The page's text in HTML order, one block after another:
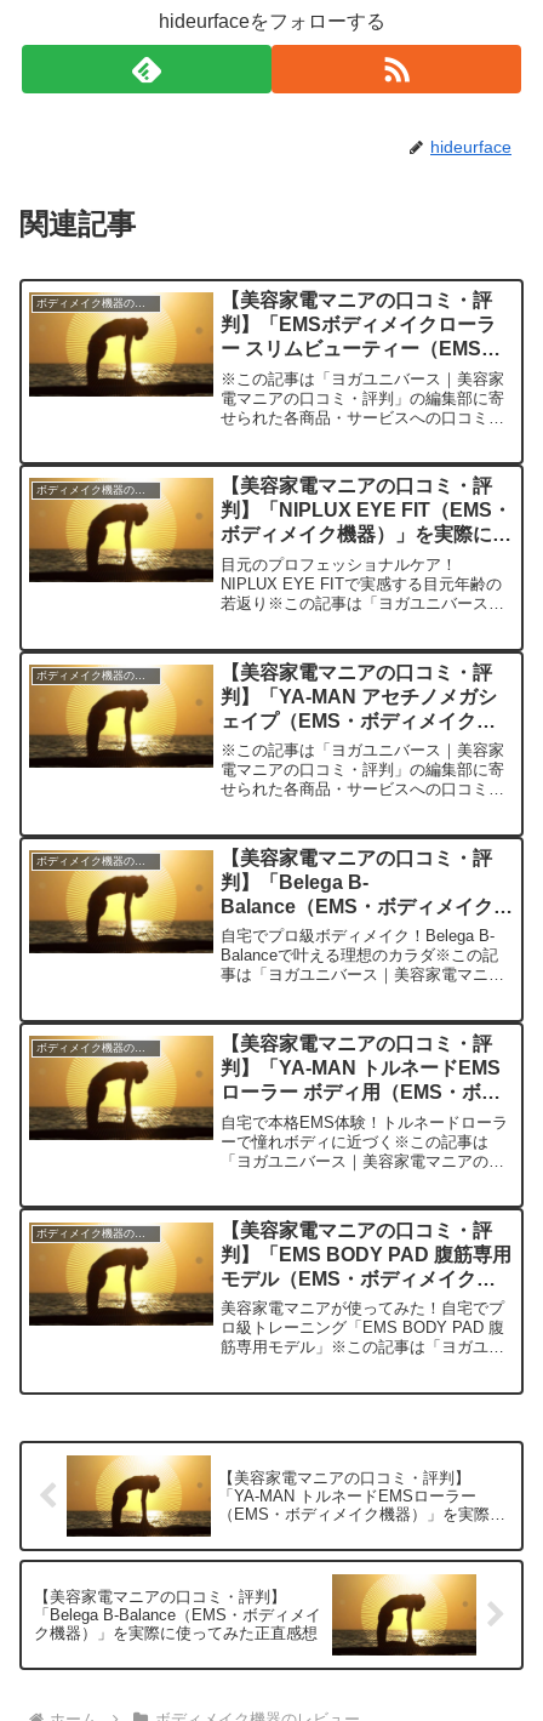
hideurfaceをフォローする
hideurface
関連記事
ボディメイク機器のレビュー
【美容家電マニアの口コミ・評
判】「EMSボディメイクローラ
ー スリムビューティー（EMS・
ボディメイク機器）」を実際に使
ってみた正直感想
※この記事は「ヨガユニバース｜美容家
電マニアの口コミ・評判」の編集部に寄
せられた各商品・サービスへの口コミ憧
日、編集部が紹介したいのが「EMSボデ
ィメイクローラー ス...
【美容家電マニアの口コミ・評
判】「NIPLUX EYE FIT（EMS・
ボディメイク機器）」を実際に使
ってみた正直感想
目元のプロフェッショナルケア！
NIPLUX EYE FITで実感する目元年齢の
若返り※この記事は「ヨガユニバース｜
コミ今日、編集部が紹介したいのが
「NIPLUX EYE...
【美容家電マニアの口コミ・評
判】「YA-MAN アセチノメガシ
ェイプ（EMS・ボディメイク機
器）」を実際に使ってみた正直感
想
※この記事は「ヨガユニバース｜美容家
電マニアの口コミ・評判」の編集部に寄
せられた各商品・サービスへの口コミで
革命今日、編集部が紹介したいのが
「YA-MAN アセチ...
ボディメイク機器のレビュー
【美容家電マニアの口コミ・評
判】「Belega B-
Balance（EMS・ボディメイク機
器）」を実際に使ってみた正直感
想
自宅でプロ級ボディメイク！Belega B-
Balanceで叶える理想のカラダ※この記
事は「ヨガユニバース｜美容家電マニア
家電マニアである私が、最近手に入れて
大活躍して...
【美容家電マニアの口コミ・評
判】「YA-MAN トルネードEMS
ローラー ボディ用（EMS・ボデ
ィメイク機器）」を実際に使って
みた正直感想
自宅で本格EMS体験！トルネードローラ
ーで憧れボディに近づく※この記事は
「ヨガユニバース｜美容家電マニアの口
紹介したいのが「YA-MAN トルネード
EMSローラー ボデ...
【美容家電マニアの口コミ・評
判】「EMS BODY PAD 腹筋専用
モデル（EMS・ボディメイク機
器）」を実際に使ってみた正直感
想
美容家電マニアが使ってみた！自宅でプ
ロ級トレーニング「EMS BODY PAD 腹
筋専用モデル」※この記事は「ヨガユニ
【美容家電マニアの口コミ・評判】
「YA-MAN トルネードEMSローラー
（EMS・ボディメイク機器）」を実際に
【美容家電マニアの口コミ・評判】
「Belega B-Balance（EMS・ボディメイ
ク機器）」を実際に使ってみた正直感想